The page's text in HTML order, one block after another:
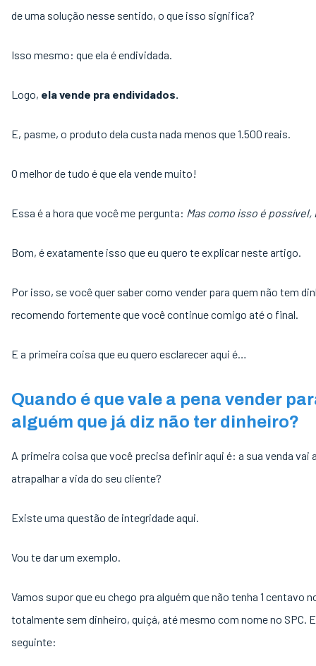
de uma solução nesse sentido, o que isso significa?
Isso mesmo: que ela é endividada.
Logo, ela vende pra endividados.
E, pasme, o produto dela custa nada menos que 1.500 reais.
O melhor de tudo é que ela vende muito!
Essa é a hora que você me pergunta: Mas como isso é possível,
Bom, é exatamente isso que eu quero te explicar neste artigo.
Por isso, se você quer saber como vender para quem não tem
recomendo fortemente que você continue comigo até o final.
E a primeira coisa que eu quero esclarecer aqui é…
Quando é que vale a pena vender
alguém que já diz não ter dinheiro?
A primeira coisa que você precisa definir aqui é: a sua venda vai
atrapalhar a vida do seu cliente?
Existe uma questão de integridade aqui.
Vou te dar um exemplo.
Vamos supor que eu chego pra alguém que não tenha 1 centavo
totalmente sem dinheiro, quiçá, até mesmo com nome no SPC.
seguinte: